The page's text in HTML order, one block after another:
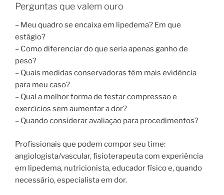
Perguntas que valem ouro
– Meu quadro se encaixa em lipedema? Em que
estágio?
– Como diferenciar do que seria apenas ganho de
peso?
– Quais medidas conservadoras têm mais evidência
para meu caso?
– Qual a melhor forma de testar compressão e
exercícios sem aumentar a dor?
– Quando considerar avaliação para procedimentos?
Profissionais que podem compor seu time:
angiologista/vascular, fisioterapeuta com experiência
em lipedema, nutricionista, educador físico e, quando
necessário, especialista em dor.